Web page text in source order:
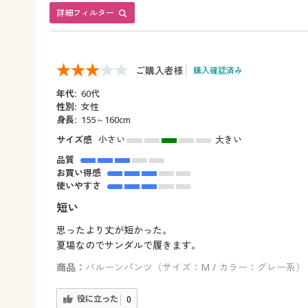
詳細フィルター
ご購入者様 購入確認済み
年代: 60代
性別: 女性
身長: 155～160cm
サイズ感 小さい
大きい
品質
お買い得感
使いやすさ
短い
思ったより丈が短かった。
夏場なのでサンダルで履きます。
商品： バルーンパンツ（サイズ：M / カラー：グレー系）
役に立った 0